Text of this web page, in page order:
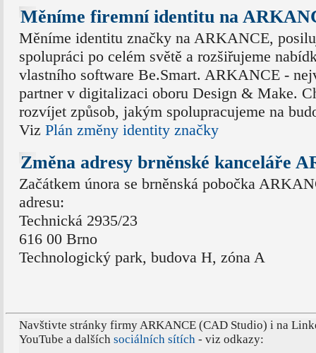
Měníme firemní identitu na
Měníme identitu značky na ARKANCE,
spolupráci po celém světě a rozšiřujeme
vlastního software Be.Smart. ARKANCE -
partner v digitalizaci oboru Design & Make.
rozvíjet způsob, jakým spolupracujeme na
Viz Plán změny identity značky
Změna adresy brněnské kanceláře
Začátkem února se brněnská pobočka
adresu:
Technická 2935/23
616 00 Brno
Technologický park, budova H, zóna A
Navštivte stránky firmy ARKANCE (CAD Studio) i na
YouTube a dalších sociálních sítích - viz odkazy: